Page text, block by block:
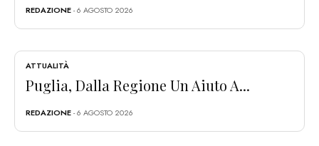
REDAZIONE- 6 AGOSTO 2026
ATTUALITÀ
Puglia, Dalla Regione Un Aiuto A...
REDAZIONE- 6 AGOSTO 2026